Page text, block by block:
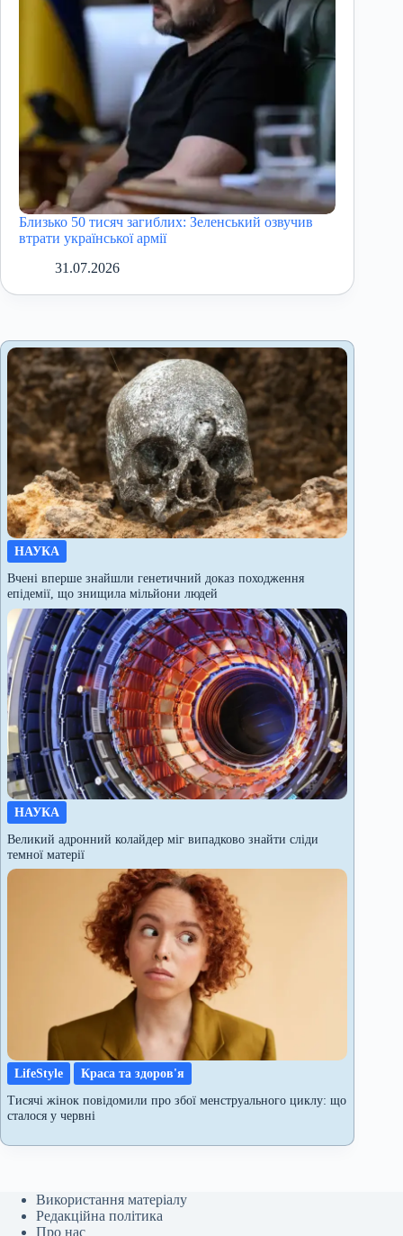
Близько 50 тисяч загиблих: Зеленський озвучив
втрати української армії
31.07.2026
НАУКА
Вчені вперше знайшли генетичний доказ походження
епідемії, що знищила мільйони людей
НАУКА
Великий адронний колайдер міг випадково знайти сліди
темної матерії
LifeStyle
Краса та здоров'я
Тисячі жінок повідомили про збої менструального циклу: що
сталося у червні
Використання матеріалу
Редакційна політика
Про нас